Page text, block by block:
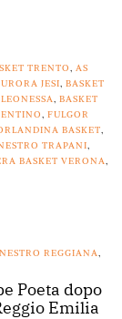
TRENTO, AS
JESI, BASKET
, BASKET
, FULGOR
BASKET,
TRAPANI,
BASKET VERONA,
REGGIANA,
Poeta dopo
Emilia